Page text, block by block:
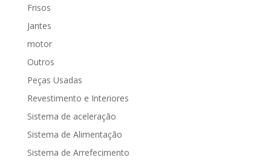
Frisos
Jantes
motor
Outros
Peças Usadas
Revestimento e Interiores
Sistema de aceleração
Sistema de Alimentação
Sistema de Arrefecimento